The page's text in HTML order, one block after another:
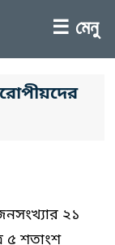
☰ মেনু
২১
৫ শতাংশ